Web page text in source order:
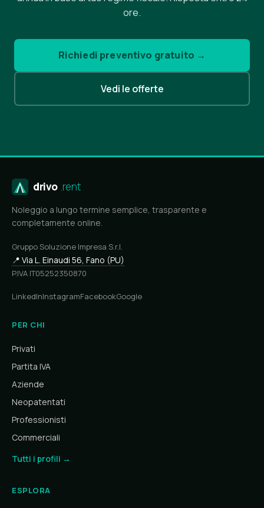
ore.
Richiedi preventivo gratuito →
Vedi le offerte
drivo .rent
Noleggio a lungo termine semplice, trasparente e
completamente online.
Gruppo Soluzione Impresa S.r.l.
📍 Via L. Einaudi 56, Fano (PU)
P.IVA IT05252350870
LinkedInInstagramFacebookGoogle
PER CHI
Privati
Partita IVA
Aziende
Neopatentati
Professionisti
Commerciali
Tutti i profili →
ESPLORA